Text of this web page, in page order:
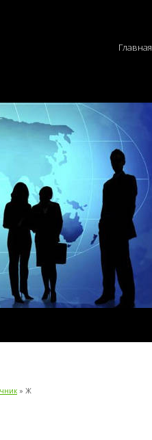
Главная
» Ж